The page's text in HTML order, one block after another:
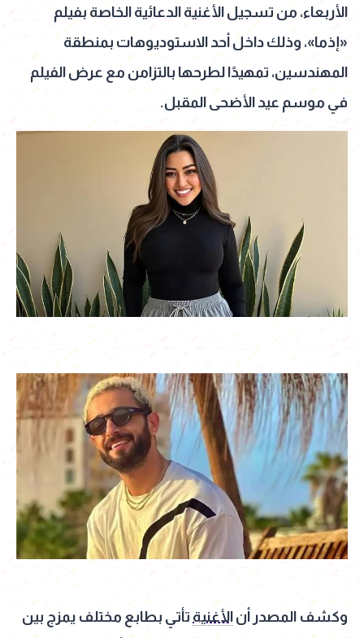
الأربعاء، من تسجيل الأغنية الدعائية الخاصة بفيلم
«إذما»، وذلك داخل أحد الاستوديوهات بمنطقة
المهندسين، تمهيدًا لطرحها بالتزامن مع عرض الفيلم
في موسم عيد الأضحى المقبل.
وكشف المصدر أن الأغنية تأتي بطابع مختلف يمزج بين